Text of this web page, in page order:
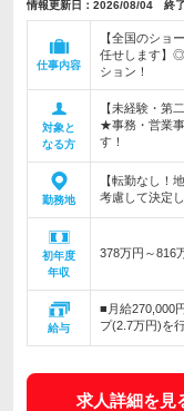
情報更新日：2026/08/04 終
仕事内容
【全国のショ
任せします】
ション！
対象と
なる方
【未経験・
★事務・営業
す！
勤務地
【転勤なし！
考慮して決定
初年度
年収
378万円～816
給与
■月給270,000
プ(2.7万円)を
求人詳細を見